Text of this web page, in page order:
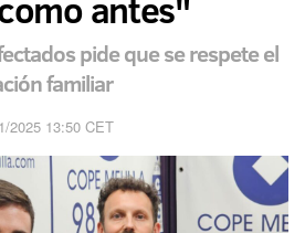
antes"
pide que se respete el
familiar
2025 13:50 CET